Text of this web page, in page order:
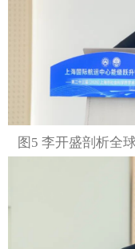
图5 李开盛剖析全